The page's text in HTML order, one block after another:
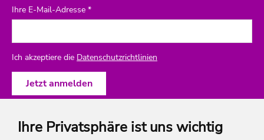
Ihre Privatsphäre ist uns wichtig
Ihre E-Mail-Adresse *
Ich akzeptiere die Datenschutzrichtlinien